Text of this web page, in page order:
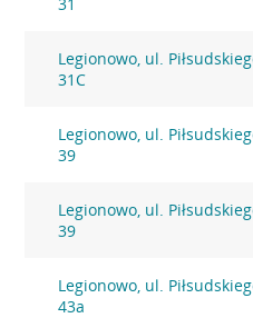
Legionowo, ul.
31C
Legionowo, ul.
39
Legionowo, ul.
39
Legionowo, ul.
43a